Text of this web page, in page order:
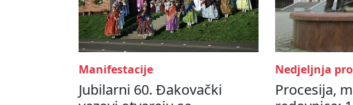
Manifestacije
Jubilarni 60. Đakovački
Nedjeljnja
Procesija,